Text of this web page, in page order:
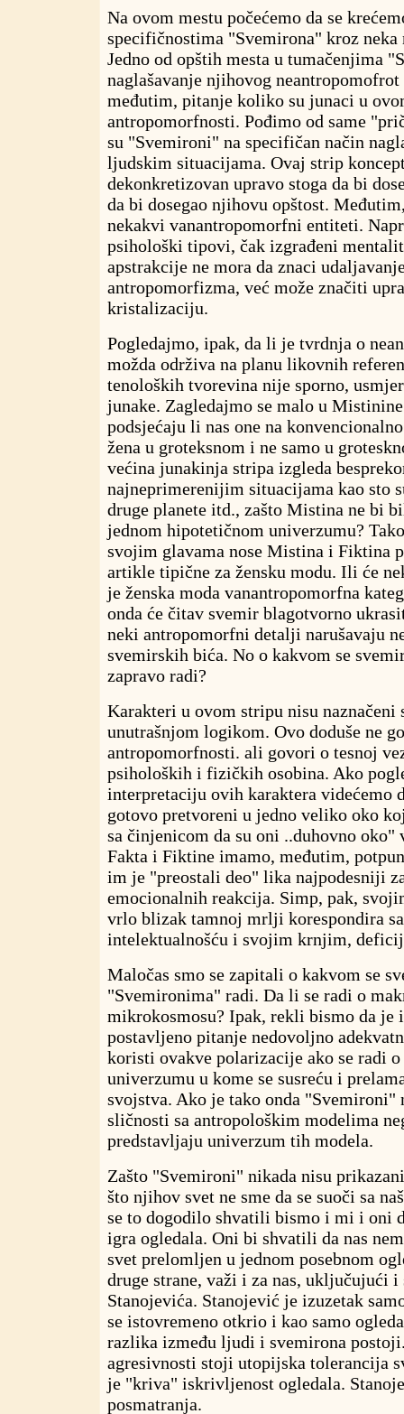
Na ovom mestu počećemo da se
specifičnostima "Svemirona" kroz neka
Jedno od opštih mesta u tumačenjima
naglašavanje njihovog
međutim, pitanje koliko su junaci u
antropomorfnosti. Pođimo od same
su "Svemironi" na specifičan način
ljudskim situacijama. Ovaj strip
dekonkretizovan upravo stoga da bi
da bi dosegao njihovu opštost.
nekakvi vanantropomorfni entiteti.
psihološki tipovi, čak izgrađeni
apstrakcije ne mora da znaci
antropomorfizma, već može značiti
kristalizaciju.
Pogledajmo, ipak, da li je tvrdnja o
možda održiva na planu likovnih
tenoloških tvorevina nije sporno,
junake. Zagledajmo se malo u
podsjećaju li nas one na
žena u groteksnom i ne samo u
većina junakinja stripa izgleda
najneprimerenijim situacijama kao sto
druge planete itd., zašto Mistina ne bi
jednom hipotetičnom univerzumu?
svojim glavama nose Mistina i Fiktina
artikle tipične za žensku modu. Ili će
je ženska moda vanantropomorfna
onda će čitav svemir blagotvorno
neki antropomorfni detalji narušavaju
svemirskih bića. No o kakvom se
zapravo radi?
Karakteri u ovom stripu nisu naznačeni
unutrašnjom logikom. Ovo doduše ne
antropomorfnosti. ali govori o tesnoj
psiholoških i fizičkih osobina. Ako
interpretaciju ovih karaktera videćemo
gotovo pretvoreni u jedno veliko oko
sa činjenicom da su oni ..duhovno oko"
Fakta i Fiktine imamo, međutim,
im je "preostali deo" lika najpodesniji
emocionalnih reakcija. Simp, pak,
vrlo blizak tamnoj mrlji korespondira
intelektualnošću i svojim krnjim,
Maločas smo se zapitali o kakvom se
"Svemironima" radi. Da li se radi o
mikrokosmosu? Ipak, rekli bismo da je
postavljeno pitanje nedovoljno
koristi ovakve polarizacije ako se radi
univerzumu u kome se susreću i
svojstva. Ako je tako onda "Svemironi"
sličnosti sa antropološkim modelima
predstavljaju univerzum tih modela.
Zašto "Svemironi" nikada nisu
što njihov svet ne sme da se suoči sa
se to dogodilo shvatili bismo i mi i oni
igra ogledala. Oni bi shvatili da nas
svet prelomljen u jednom posebnom
druge strane, važi i za nas, uključujući i
Stanojevića. Stanojević je izuzetak
se istovremeno otkrio i kao samo
razlika između ljudi i svemirona
agresivnosti stoji utopijska tolerancija
je "kriva" iskrivljenost ogledala.
posmatranja.